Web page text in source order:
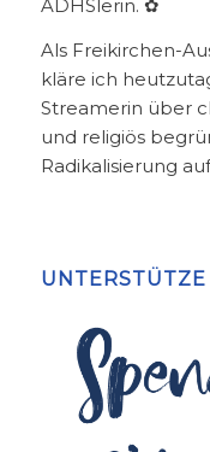
ADHSlerin. ✿
Als Freikirchen-
kläre ich
Streamerin über
und religiös
Radikalisierung